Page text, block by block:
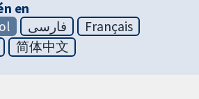
en
فارسی
Français
简体中文